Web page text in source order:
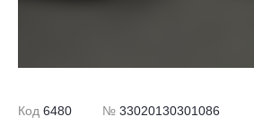
Код 6480 № 33020130301086